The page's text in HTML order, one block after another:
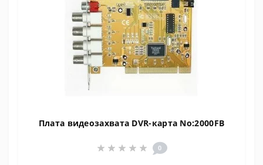
Плата видеозахвата DVR-карта No:2000FB
0